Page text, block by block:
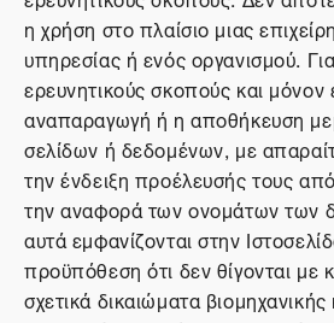
η χρήση στο πλαίσιο μιας
υπηρεσίας ή ενός οργανισμού.
ερευνητικούς σκοπούς και μόνον
αναπαραγωγή ή η αποθήκευση
σελίδων ή δεδομένων, με
την ένδειξη προέλευσής τους
την αναφορά των ονομάτων των
αυτά εμφανίζονται στην
προϋπόθεση ότι δεν θίγονται με
σχετικά δικαιώματα